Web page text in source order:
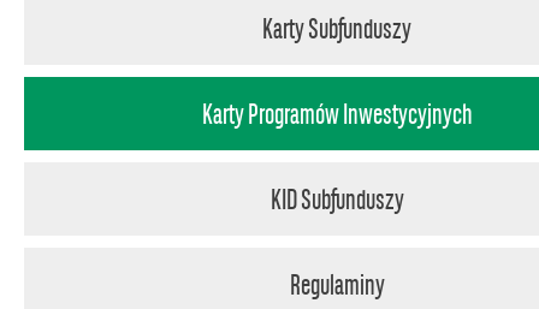
Karty Subfunduszy
Karty Programów Inwestycyjnych
KID Subfunduszy
Regulaminy